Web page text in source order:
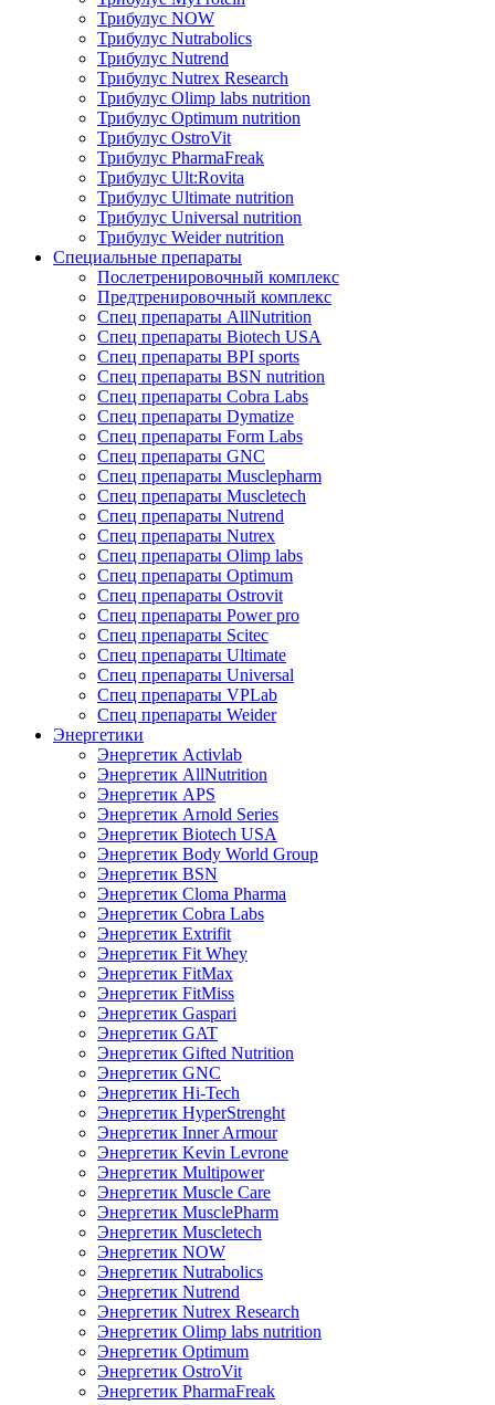
Трибулус NOW
Трибулус Nutrabolics
Трибулус Nutrend
Трибулус Nutrex Research
Трибулус Olimp labs nutrition
Трибулус Optimum nutrition
Трибулус OstroVit
Трибулус PharmaFreak
Трибулус Ult:Rovita
Трибулус Ultimate nutrition
Трибулус Universal nutrition
Трибулус Weider nutrition
Специальные препараты
Послетренировочный комплекс
Предтренировочный комплекс
Спец препараты AllNutrition
Спец препараты Biotech USA
Спец препараты BPI sports
Спец препараты BSN nutrition
Спец препараты Cobra Labs
Спец препараты Dymatize
Спец препараты Form Labs
Спец препараты GNC
Спец препараты Musclepharm
Спец препараты Muscletech
Спец препараты Nutrend
Спец препараты Nutrex
Спец препараты Olimp labs
Спец препараты Optimum
Спец препараты Ostrovit
Спец препараты Power pro
Спец препараты Scitec
Спец препараты Ultimate
Спец препараты Universal
Спец препараты VPLab
Спец препараты Weider
Энергетики
Энергетик Activlab
Энергетик AllNutrition
Энергетик APS
Энергетик Arnold Series
Энергетик Biotech USA
Энергетик Body World Group
Энергетик BSN
Энергетик Cloma Pharma
Энергетик Cobra Labs
Энергетик Extrifit
Энергетик Fit Whey
Энергетик FitMax
Энергетик FitMiss
Энергетик Gaspari
Энергетик GAT
Энергетик Gifted Nutrition
Энергетик GNC
Энергетик Hi-Tech
Энергетик HyperStrenght
Энергетик Inner Armour
Энергетик Kevin Levrone
Энергетик Multipower
Энергетик Muscle Care
Энергетик MusclePharm
Энергетик Muscletech
Энергетик NOW
Энергетик Nutrabolics
Энергетик Nutrend
Энергетик Nutrex Research
Энергетик Olimp labs nutrition
Энергетик Optimum
Энергетик OstroVit
Энергетик PharmaFreak